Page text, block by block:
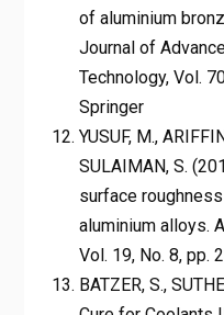
of aluminium
Journal of
Technology, Vol.
Springer
YUSUF, M.,
SULAIMAN, S.
surface
aluminium alloys.
Vol. 19, No. 8, pp.
BATZER, S.,